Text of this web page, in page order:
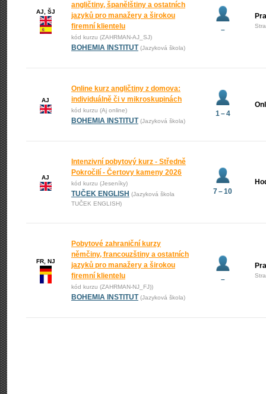
AJ, ŠJ
angličtiny, španělštiny a ostatních
jazyků pro manažery a širokou
firemní klientelu
kód kurzu (ZAHRMAN-AJ_SJ)
BOHEMIA INSTITUT (Jazyková škola)
–
AJ
Online kurz angličtiny z domova:
individuálně či v mikroskupinách
kód kurzu (Aj online)
BOHEMIA INSTITUT (Jazyková škola)
1 – 4
AJ
Intenzivní pobytový kurz - Středně
Pokročilí - Čertovy kameny 2026
kód kurzu (Jeseníky)
TUČEK ENGLISH (Jazyková škola
TUČEK ENGLISH)
7 – 10
FR, NJ
Pobytové zahraniční kurzy
němčiny, francouzštiny a ostatních
jazyků pro manažery a širokou
firemní klientelu
kód kurzu (ZAHRMAN-NJ_FJ))
BOHEMIA INSTITUT (Jazyková škola)
–